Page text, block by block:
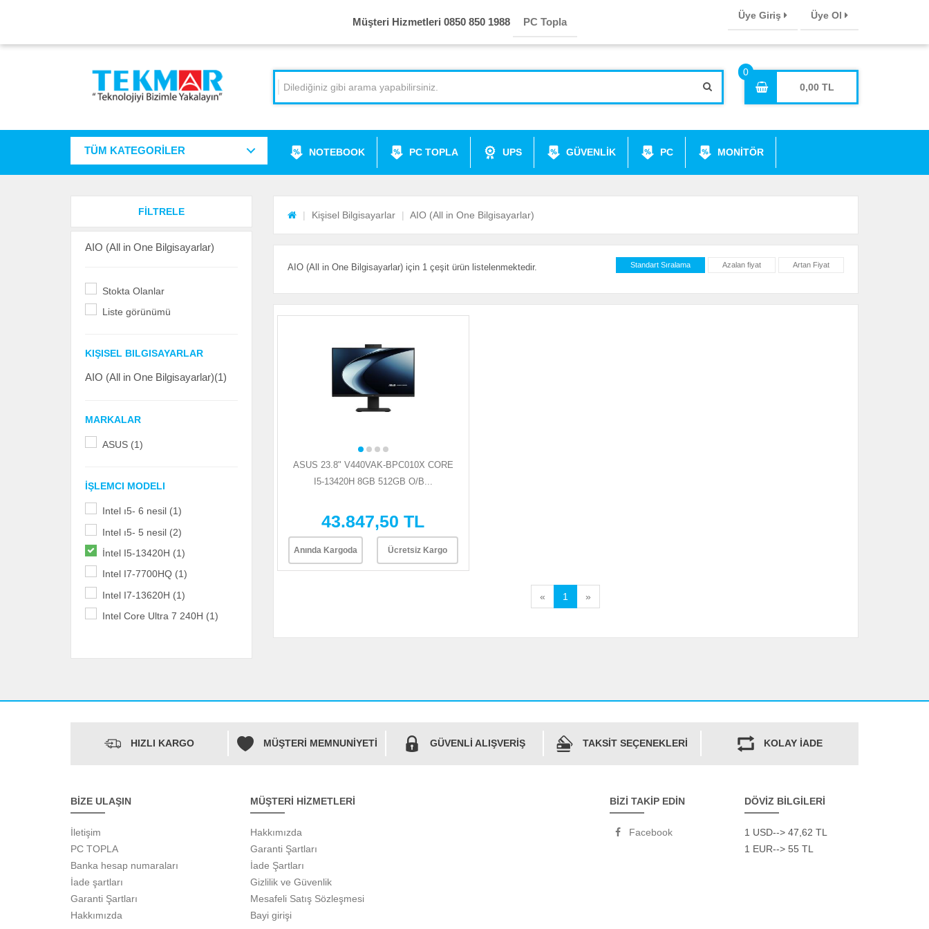
Müşteri Hizmetleri 0850 850 1988 PC Topla
Üye Giriş Üye Ol
0,00
TÜM KATEGORİLER NOTEBOOK PC TOPLA UPS GÜVENLİK PC MONİTÖR
FİLTRELE
AIO (All in One Bilgisayarlar)
Stokta Olanlar
Liste görünümü
KIŞISEL BILGISAYARLAR
AIO (All in One Bilgisayarlar)(1)
MARKALAR
ASUS (1)
İŞLEMCI MODELI
Intel ı5- 6 nesil (1)
Intel ı5- 5 nesil (2)
İntel I5-13420H (1)
Intel I7-7700HQ (1)
Intel I7-13620H (1)
Intel Core Ultra 7 240H (1)
Kişisel Bilgisayarlar AIO (All in One Bilgisayarlar)
AIO (All in One Bilgisayarlar) için 1 çeşit ürün listelenmektedir. Standart Sıralama Azalan fiyat Artan Fiyat
ASUS 23.8" V440VAK-BPC010X CORE
I5-13420H 8GB 512GB O/B...
43.847,50 TL
Anında Kargoda Ücretsiz Kargo
« 1 »
HIZLI KARGO MÜŞTERİ MEMNUNİYETİ GÜVENLİ ALIŞVERİŞ TAKSİT SEÇENEKLERİ KOLAY İADE
BİZE ULAŞIN
İletişim
PC TOPLA
Banka hesap numaraları
İade şartları
Garanti Şartları
Hakkımızda
MÜŞTERİ HİZMETLERİ
Hakkımızda
Garanti Şartları
İade Şartları
Gizlilik ve Güvenlik
Mesafeli Satış Sözleşmesi
Bayi girişi
BİZİ TAKİP EDİN
Facebook
DÖVİZ BİLGİLERİ
1 USD--> 47,62 TL
1 EUR--> 55 TL